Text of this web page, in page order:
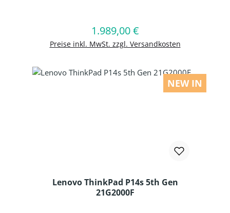
Regulärer Preis:
1.989,00 €
Preise inkl. MwSt. zzgl. Versandkosten
In den Warenkorb
NEW IN
Lenovo ThinkPad P14s 5th Gen
21G2000F